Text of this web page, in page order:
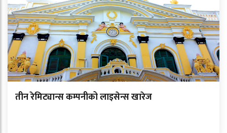
तीन रेमिट्यान्स कम्पनीको लाइसेन्स खारेज